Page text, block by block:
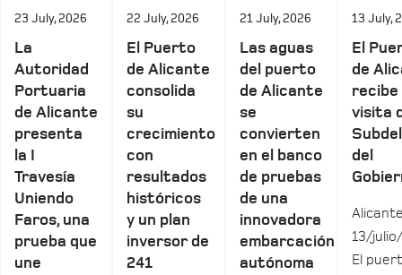
23 July, 2026
La
Autoridad
Portuaria
de Alicante
presenta
la I
Travesía
Uniendo
Faros, una
prueba que
une
22 July, 2026
El Puerto
de Alicante
consolida
su
crecimiento
con
resultados
históricos
y un plan
inversor de
241
21 July, 2026
Las aguas
del puerto
de Alicante
se
convierten
en el banco
de pruebas
de una
innovadora
embarcación
autónoma
13 July,
El
de
recibe
visita
del
13/
El